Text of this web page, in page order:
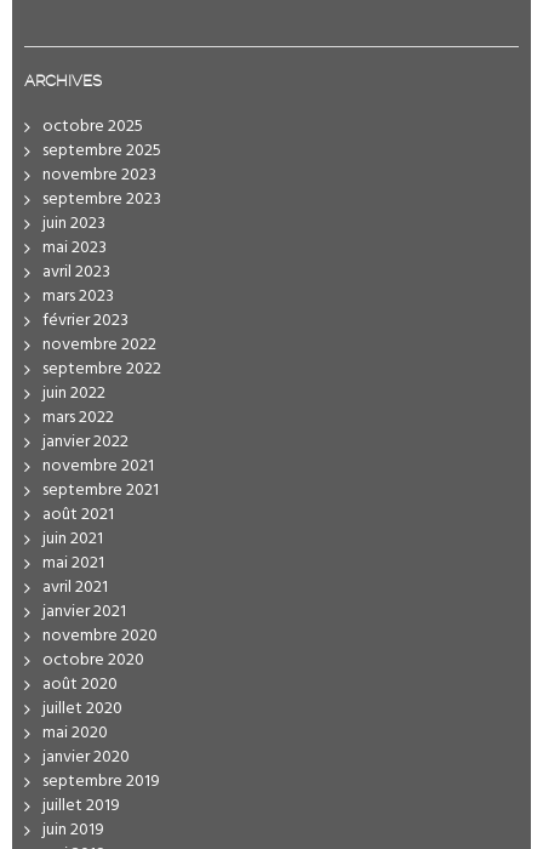
ARCHIVES
octobre 2025
septembre 2025
novembre 2023
septembre 2023
juin 2023
mai 2023
avril 2023
mars 2023
février 2023
novembre 2022
septembre 2022
juin 2022
mars 2022
janvier 2022
novembre 2021
septembre 2021
août 2021
juin 2021
mai 2021
avril 2021
janvier 2021
novembre 2020
octobre 2020
août 2020
juillet 2020
mai 2020
janvier 2020
septembre 2019
juillet 2019
juin 2019